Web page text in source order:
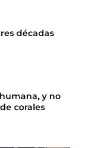
décadas
y no
corales